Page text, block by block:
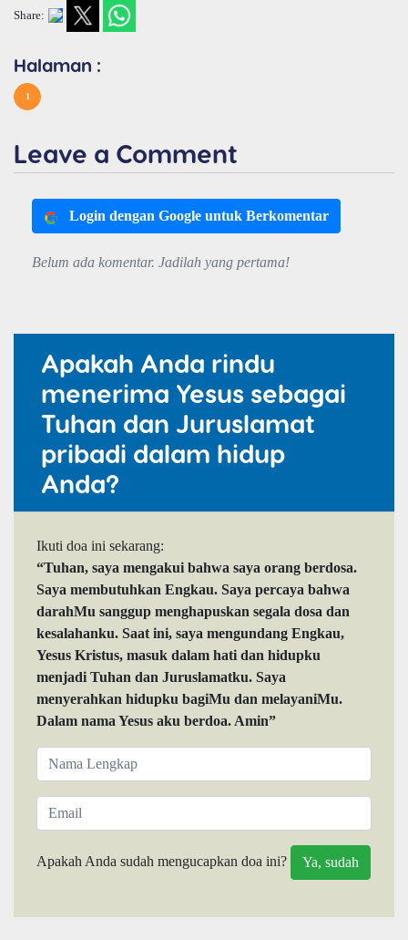
Share:
Halaman :
1
Leave a Comment
Login dengan Google untuk Berkomentar
Belum ada komentar. Jadilah yang pertama!
Apakah Anda rindu
menerima Yesus sebagai
Tuhan dan Juruslamat
pribadi dalam hidup
Anda?
Ikuti doa ini sekarang:
“Tuhan, saya mengakui bahwa saya orang berdosa.
Saya membutuhkan Engkau. Saya percaya bahwa
darahMu sanggup menghapuskan segala dosa dan
kesalahanku. Saat ini, saya mengundang Engkau,
Yesus Kristus, masuk dalam hati dan hidupku
menjadi Tuhan dan Juruslamatku. Saya
menyerahkan hidupku bagiMu dan melayaniMu.
Dalam nama Yesus aku berdoa. Amin”
Apakah Anda sudah mengucapkan doa ini?